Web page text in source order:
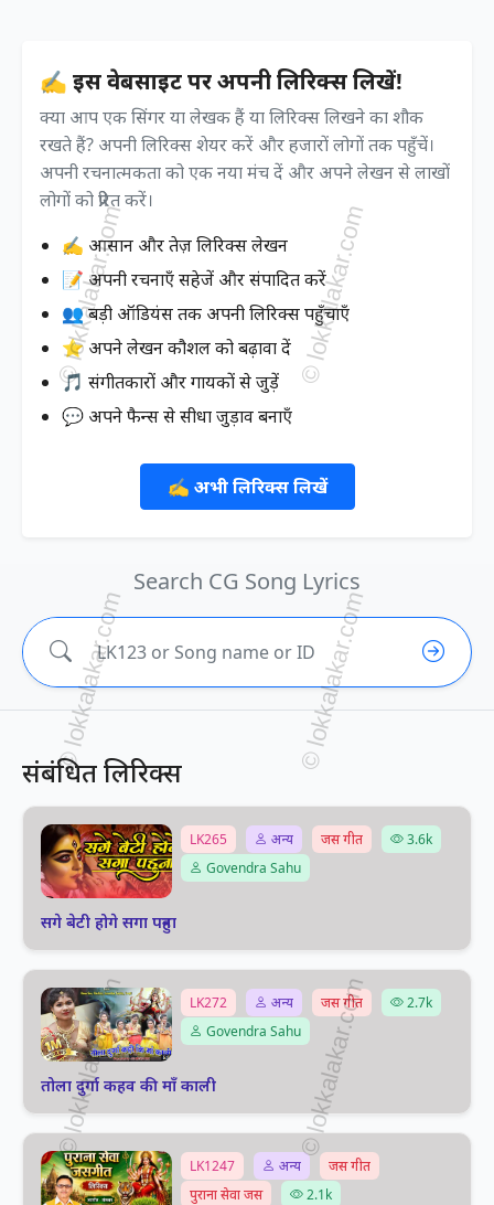
✍️ इस वेबसाइट पर अपनी लिरिक्स लिखें!
क्या आप एक सिंगर या लेखक हैं या लिरिक्स लिखने का शौक
रखते हैं? अपनी लिरिक्स शेयर करें और हजारों लोगों तक पहुँचें।
अपनी रचनात्मकता को एक नया मंच दें और अपने लेखन से लाखों
लोगों को प्रेरित करें।
✍️ आसान और तेज़ लिरिक्स लेखन
📝 अपनी रचनाएँ सहेजें और संपादित करें
👥 बड़ी ऑडियंस तक अपनी लिरिक्स पहुँचाएँ
⭐ अपने लेखन कौशल को बढ़ावा दें
🎵 संगीतकारों और गायकों से जुड़ें
💬 अपने फैन्स से सीधा जुड़ाव बनाएँ
✍️ अभी लिरिक्स लिखें
Search CG Song Lyrics
संबंधित लिरिक्स
LK265 अन्य जस गीत
3.6k
Govendra Sahu
सगे बेटी होगे सगा पहुना
LK272 अन्य जस गीत
2.7k
Govendra Sahu
तोला दुर्गा कहव की माँ काली
LK1247 अन्य
जस गीत
पुराना सेवा जस
2.1k